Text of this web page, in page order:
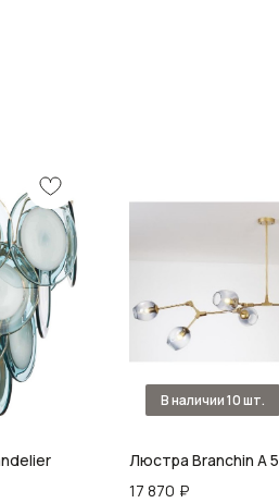
Люстра Branchin A 5
17 870 ₽